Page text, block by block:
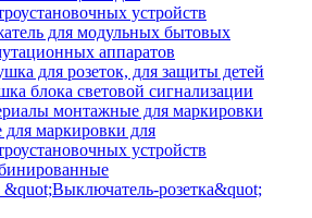
устройств
для модульных бытовых
аппаратов
для розеток, для защиты детей
блока световой сигнализации
монтажные для маркировки
для маркировки для
устройств
&quot;Выключатель-розетка&quot;